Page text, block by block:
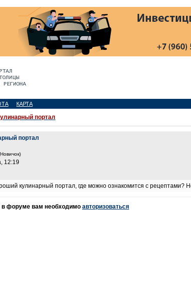
КАРТА
портал
портал
12:19
кулинарный портал, где можно ознакомится с рецептами?
в форуме вам необходимо авторизоваться